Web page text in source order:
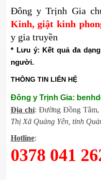
Đông y Trịnh Gia
Kinh, giật kinh
y gia truyền
* Lưu ý: Kết quả đa
người.
THÔNG TIN LIÊN HỆ
Đông y Trịnh Gia:
Địa chỉ: Đường Đồng Tâm,
Thị Xã Quảng Yên, tỉnh
Hotline:
0378 041